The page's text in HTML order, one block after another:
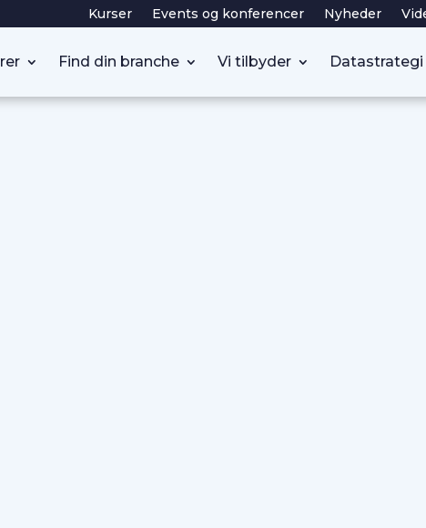
Kurser Events og konferencer Nyheder
Find din branche Vi tilbyder Datastrategi